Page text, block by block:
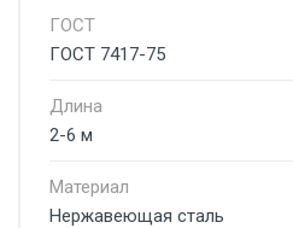
ГОСТ
ГОСТ 7417-75
Длина
2-6 м
Материал
Нержавеющая сталь